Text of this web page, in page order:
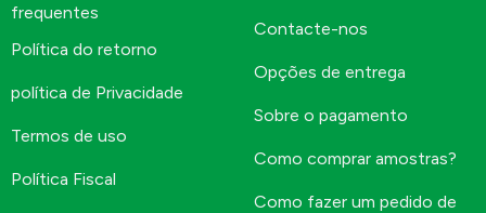
frequentes
Política do retorno
política de Privacidade
Termos de uso
Política Fiscal
Contacte-nos
Opções de entrega
Sobre o pagamento
Como comprar amostras?
Como fazer um pedido de